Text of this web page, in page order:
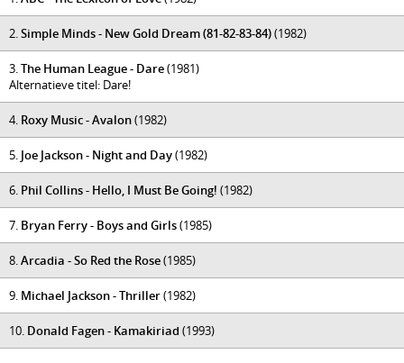
2.Simple Minds - New Gold Dream (81-82-83-84)(1982)
3.The Human League - Dare(1981)
Alternatieve titel: Dare!
4. Roxy Music - Avalon(1982)
5. Joe Jackson - Night and Day(1982)
6. Phil Collins - Hello, I Must Be Going! (1982)
7. Bryan Ferry - Boys and Girls(1985)
8.Arcadia - So Red the Rose(1985)
9. Michael Jackson - Thriller(1982)
10. Donald Fagen - Kamakiriad (1993)